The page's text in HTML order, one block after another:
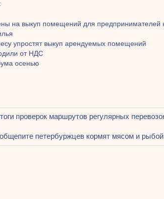
на выкуп помещений для предпринимателей
упростят выкуп арендуемых помещений
от НДС
осенью
проверок маршрутов регулярных
петербуржцев кормят мясом и рыбой